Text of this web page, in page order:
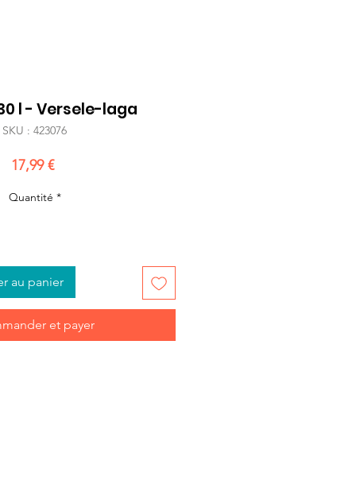
l - Versele-laga
SKU : 423076
17,99 €Prix
Quantité *
au panier
et payer